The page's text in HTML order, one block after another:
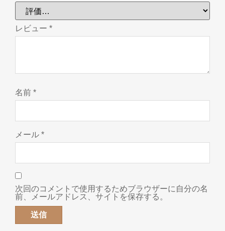
レビュー *
名前 *
メール *
次回のコメントで使用するためブラウザーに自分の名
前、メールアドレス、サイトを保存する。